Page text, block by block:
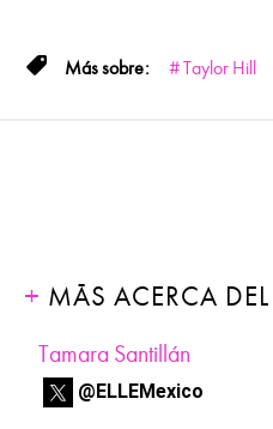
Taylor Hill
MÁS ACERCA
Tamara Santillán
@ELLEMexico